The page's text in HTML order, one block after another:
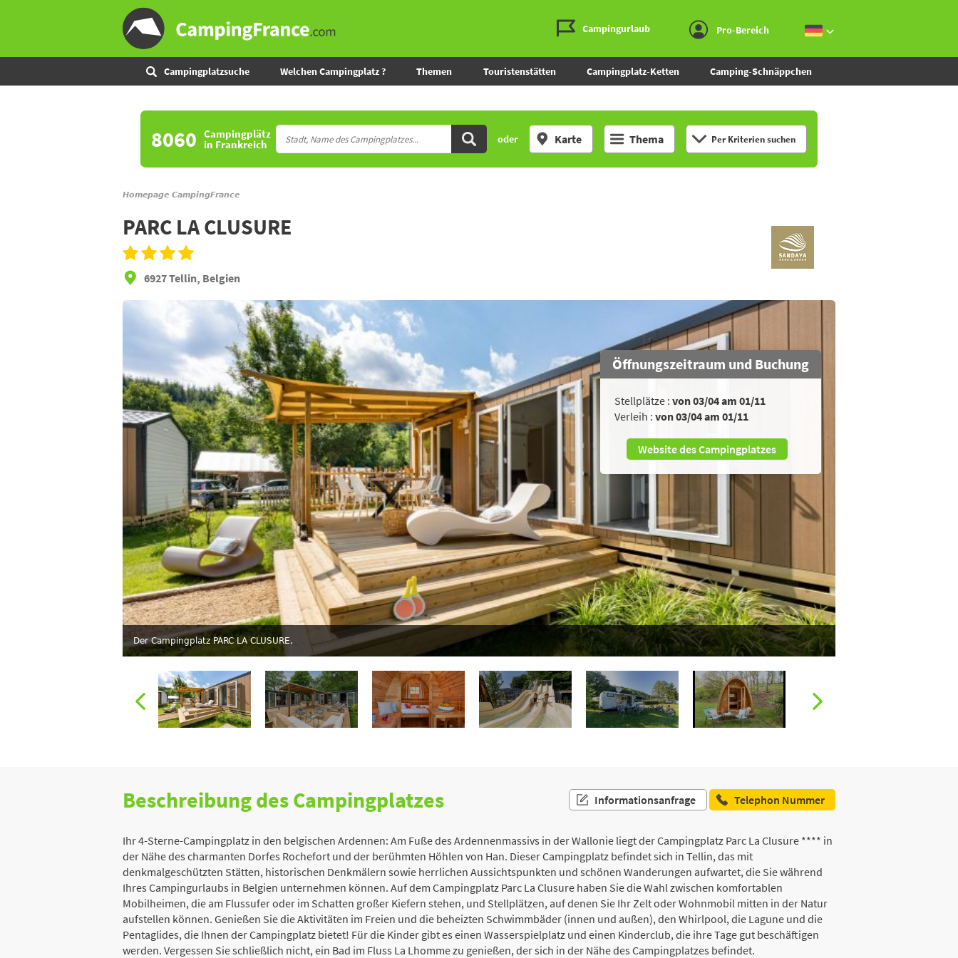
Campingurlaub Pro-Bereich
Campingplatzsuche Welchen Campingplatz ? Themen Touristenstätten Campingplatz-Ketten Camping-Schnäppchen
8060 Campingplätz
in Frankreich oder Karte Thema Per Kriterien suchen
Homepage CampingFrance
PARC LA CLUSURE
6927 Tellin, Belgien
Der Campingplatz PARC LA CLUSURE,
Öffnungszeitraum und Buchung
Stellplätze : von 03/04 am 01/11
Verleih : von 03/04 am 01/11
Website des Campingplatzes
Beschreibung des Campingplatzes Informationsanfrage Telephon Nummer
Ihr 4-Sterne-Campingplatz in den belgischen Ardennen: Am Fuße des Ardennenmassivs in der Wallonie liegt der Campingplatz Parc La Clusure **** in
der Nähe des charmanten Dorfes Rochefort und der berühmten Höhlen von Han. Dieser Campingplatz befindet sich in Tellin, das mit
denkmalgeschützten Stätten, historischen Denkmälern sowie herrlichen Aussichtspunkten und schönen Wanderungen aufwartet, die Sie während
Ihres Campingurlaubs in Belgien unternehmen können. Auf dem Campingplatz Parc La Clusure haben Sie die Wahl zwischen komfortablen
Mobilheimen, die am Flussufer oder im Schatten großer Kiefern stehen, und Stellplätzen, auf denen Sie Ihr Zelt oder Wohnmobil mitten in der Natur
aufstellen können. Genießen Sie die Aktivitäten im Freien und die beheizten Schwimmbäder (innen und außen), den Whirlpool, die Lagune und die
Pentaglides, die Ihnen der Campingplatz bietet! Für die Kinder gibt es einen Wasserspielplatz und einen Kinderclub, die ihre Tage gut beschäftigen
werden. Vergessen Sie schließlich nicht, ein Bad im Fluss La Lhomme zu genießen, der sich in der Nähe des Campingplatzes befindet.